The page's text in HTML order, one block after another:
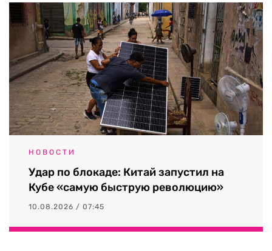
НОВОСТИ
Удар по блокаде: Китай запустил на
Кубе «самую быструю революцию»
10.08.2026 / 07:45